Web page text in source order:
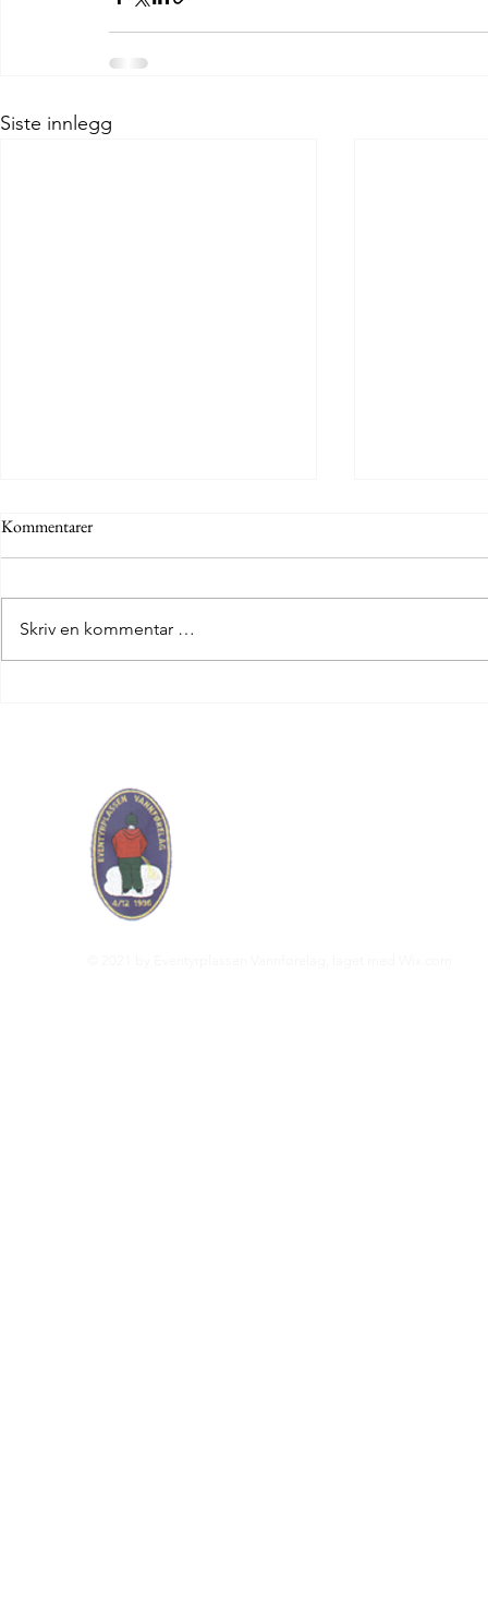
Siste innlegg
"Se de gamle"
Kommentarer
Skriv en kommentar …